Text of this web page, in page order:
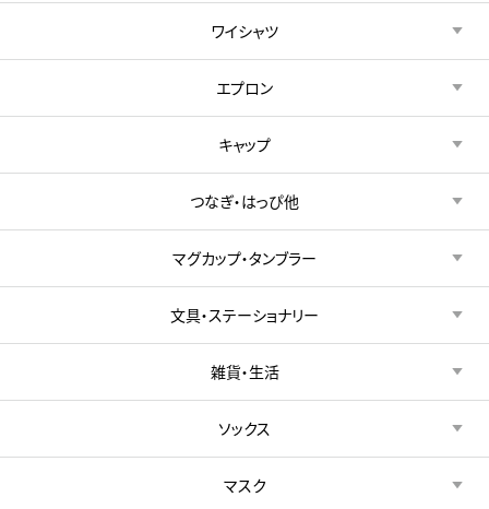
ワイシャツ
エプロン
キャップ
つなぎ・はっぴ他
マグカップ・タンブラー
文具・ステーショナリー
雑貨・生活
ソックス
マスク